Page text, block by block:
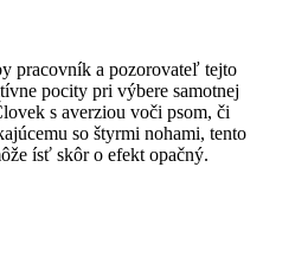
pracovník a pozorovateľ tejto
pocity pri výbere samotnej
s averziou voči psom, či
so štyrmi nohami, tento
ísť skôr o efekt opačný.